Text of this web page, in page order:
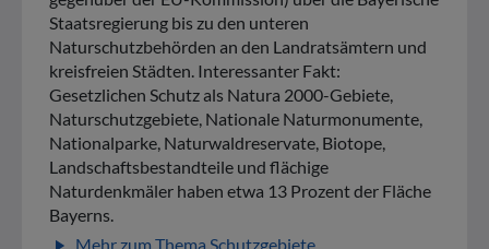
Staatsregierung bis zu den unteren
Naturschutzbehörden an den Landratsämtern und
kreisfreien Städten. Interessanter Fakt:
Gesetzlichen Schutz als Natura 2000-Gebiete,
Naturschutzgebiete, Nationale Naturmonumente,
Nationalparke, Naturwaldreservate, Biotope,
Landschaftsbestandteile und flächige
Naturdenkmäler haben etwa 13 Prozent der Fläche
Bayerns.
Mehr zum Thema Schutzgebiete